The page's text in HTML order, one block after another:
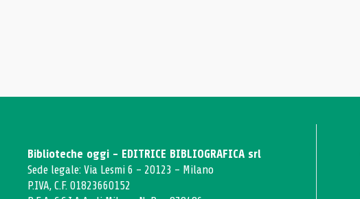
Biblioteche oggi - EDITRICE BIBLIOGRAFICA srl
Sede legale: Via Lesmi 6 - 20123 - Milano
P.IVA, C.F. 01823660152